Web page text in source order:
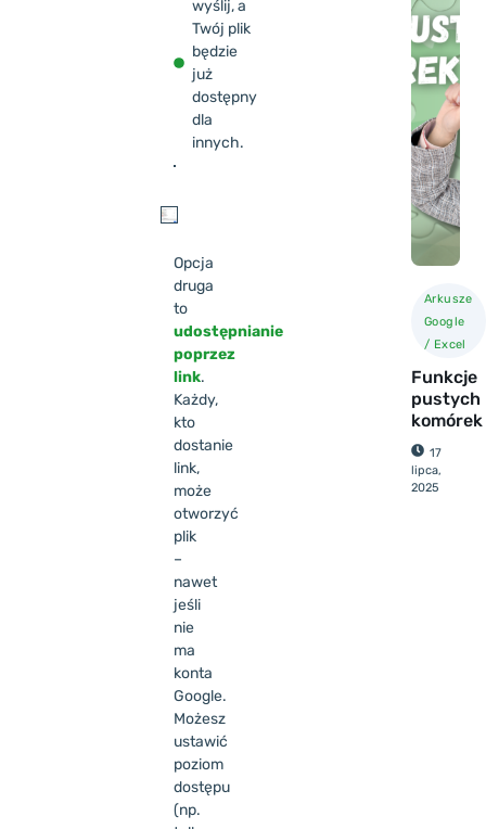
wyślij, a
Twój plik
będzie
już
dostępny
dla
innych.​
Opcja
druga
to
udostępnianie
poprzez
link.
Każdy,
kto
dostanie
link,
może
otworzyć
plik
–
nawet
jeśli
nie
ma
konta
Google.
Możesz
ustawić
poziom
dostępu
(np.
Arkusze
Google
/ Excel
Funkcje
pustych
komórek
17
lipca,
2025